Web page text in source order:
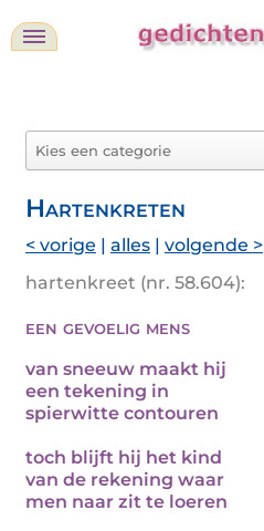
Hartenkreten
< vorige | alles | volgende >
hartenkreet (nr. 58.604):
een gevoelig mens
van sneeuw maakt hij
een tekening in
spierwitte contouren
toch blijft hij het kind
van de rekening waar
men naar zit te loeren